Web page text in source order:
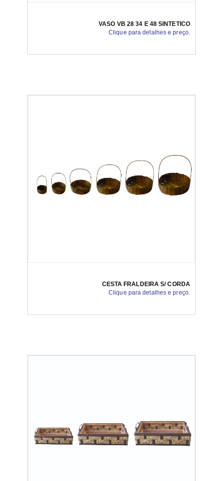
VASO VB 28 34 E 48 SINTETICO
Clique para detalhes e preço.
CESTA FRALDEIRA S/ CORDA
Clique para detalhes e preço.